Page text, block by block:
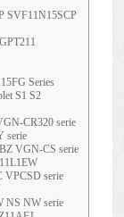
SVF11N15SCP
Series
S1 S2
CR320 serie
serie
VGN-CS serie
VPCSD serie
NS NW serie